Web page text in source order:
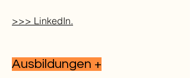
>>> LinkedIn.
Ausbildungen +